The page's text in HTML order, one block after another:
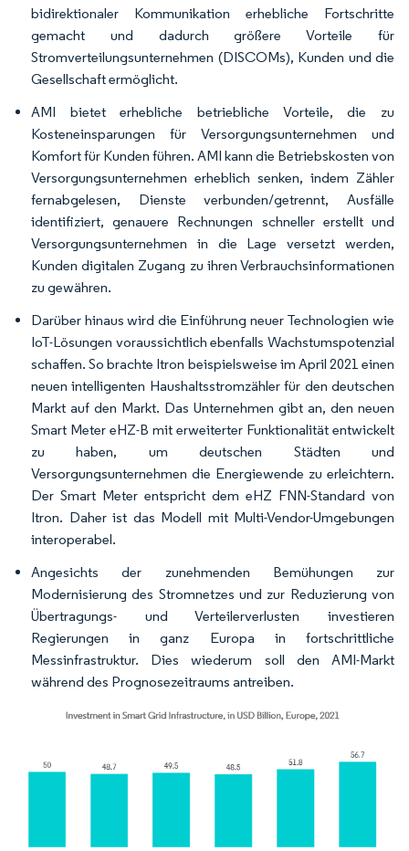
bidirektionaler Kommunikation erhebliche Fortschritte
gemacht und dadurch größere Vorteile für
Stromverteilungsunternehmen (DISCOMs), Kunden und die
Gesellschaft ermöglicht.
AMI bietet erhebliche betriebliche Vorteile, die zu
Kosteneinsparungen für Versorgungsunternehmen und
Komfort für Kunden führen. AMI kann die Betriebskosten von
Versorgungsunternehmen erheblich senken, indem Zähler
fernabgelesen, Dienste verbunden/getrennt, Ausfälle
identifiziert, genauere Rechnungen schneller erstellt und
Versorgungsunternehmen in die Lage versetzt werden,
Kunden digitalen Zugang zu ihren Verbrauchsinformationen
zu gewähren.
Darüber hinaus wird die Einführung neuer Technologien wie
IoT-Lösungen voraussichtlich ebenfalls Wachstumspotenzial
schaffen. So brachte Itron beispielsweise im April 2021 einen
neuen intelligenten Haushaltsstromzähler für den deutschen
Markt auf den Markt. Das Unternehmen gibt an, den neuen
Smart Meter eHZ-B mit erweiterter Funktionalität entwickelt
zu haben, um deutschen Städten und
Versorgungsunternehmen die Energiewende zu erleichtern.
Der Smart Meter entspricht dem eHZ FNN-Standard von
Itron. Daher ist das Modell mit Multi-Vendor-Umgebungen
interoperabel.
Angesichts der zunehmenden Bemühungen zur
Modernisierung des Stromnetzes und zur Reduzierung von
Übertragungs- und Verteilerverlusten investieren
Regierungen in ganz Europa in fortschrittliche
Messinfrastruktur. Dies wiederum soll den AMI-Markt
während des Prognosezeitraums antreiben.